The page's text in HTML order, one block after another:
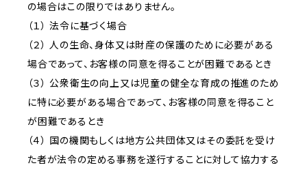
の場合はこの限りではありません。
（１） 法令に基づく場合
（２） 人の生命、身体又は財産の保護のために必要がある
場合であって、お客様の同意を得ることが困難であるとき
（３） 公衆衛生の向上又は児童の健全な育成の推進のため
に特に必要がある場合であって、お客様の同意を得ること
が困難であるとき
（４） 国の機関もしくは地方公共団体又はその委託を受け
た者が法令の定める事務を遂行することに対して協力する